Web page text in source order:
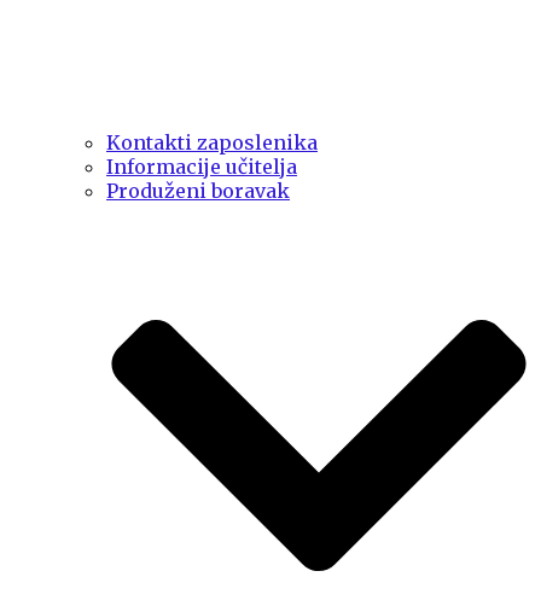
Kontakti zaposlenika
Informacije učitelja
Produženi boravak